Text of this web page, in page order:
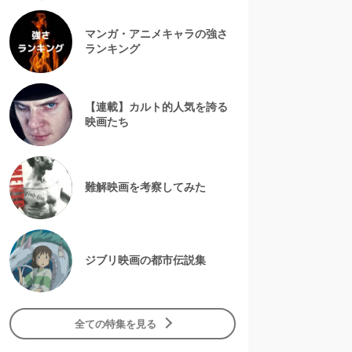
マンガ・アニメキャラの強さ
ランキング
【連載】カルト的人気を誇る
映画たち
難解映画を考察してみた
ジブリ映画の都市伝説集
全ての特集を見る